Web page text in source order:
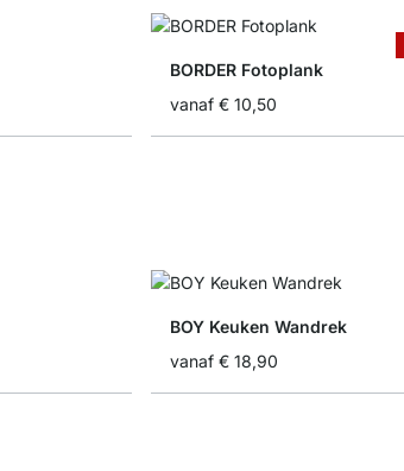
BORDER Fotoplank
vanaf € 10,50
BOY Keuken Wandrek
vanaf € 18,90